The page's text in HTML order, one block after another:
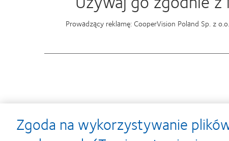
Prowadzący reklamę: CooperVision Poland Sp. z
Learn Learn
Zgoda na wykorzystywanie